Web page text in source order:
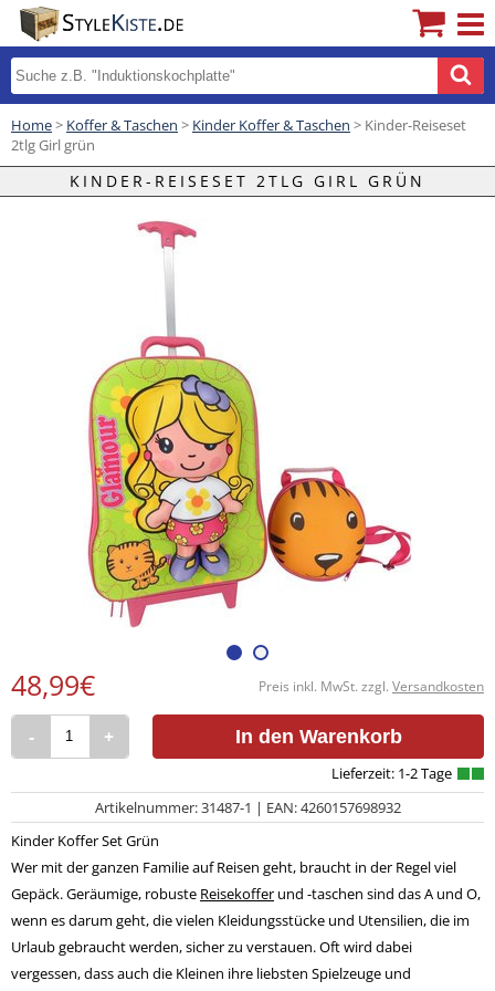
Home> Koffer & Taschen > Kinder Koffer & Taschen > Kinder-Reiseset
2tlg Girl grün
KINDER-REISESET 2TLG GIRL GRÜN
Preis inkl. MwSt. zzgl. Versandkosten
48,99€
- + In den Warenkorb
Artikelnummer: 31487-1 | EAN: 4260157698932
Kinder Koffer Set Grün
Wer mit der ganzen Familie auf Reisen geht, braucht in der Regel viel
Gepäck. Geräumige, robuste Reisekoffer und -taschen sind das A und O,
wenn es darum geht, die vielen Kleidungsstücke und Utensilien, die im
Urlaub gebraucht werden, sicher zu verstauen. Oft wird dabei
vergessen, dass auch die Kleinen ihre liebsten Spielzeuge und